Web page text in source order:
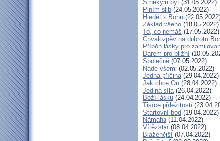
S někým být (31.05.2022)
Plním slib (24.05.2022)
Hledět k Bohu (22.05.2022)
Základ všeho (18.05.2022)
To, co nemáš (17.05.2022)
Chvalozpěv na dobrotu
Příběh lásky pro
Darem pro bližní
Společně (07.05.2022)
Nade všemi (02.05.2022)
Jedna příčina(29.04.2022)
Jak chce On (28.04.2022)
Jediná síla(26.04.2022)
Boží lásku (24.04.2022)
Tisíce příležitostí
Startovní bod (19.04.2022)
Námaha(11.04.2022)
Vítězství (08.04.2022)
Blaženější (07.04.2022)